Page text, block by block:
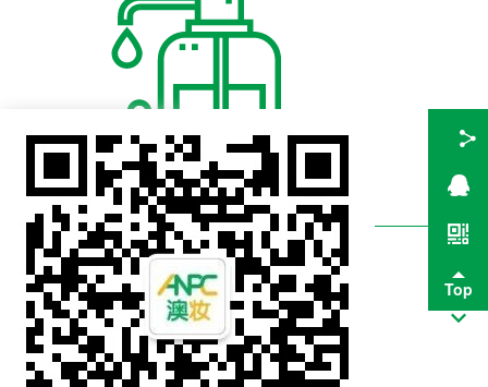
形态form
形态
更多类目
Top